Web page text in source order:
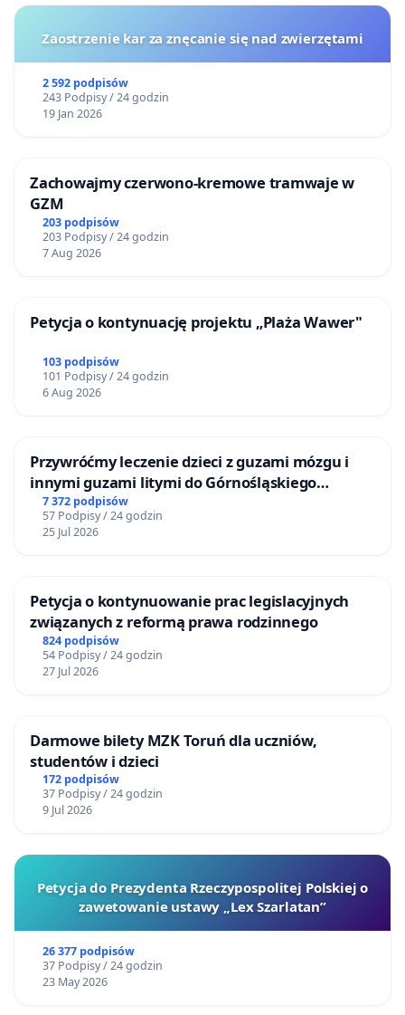
Zaostrzenie kar za znęcanie się nad zwierzętami
2 592 podpisów
243 Podpisy / 24 godzin
19 Jan 2026
Zachowajmy czerwono-kremowe tramwaje w
GZM
203 podpisów
203 Podpisy / 24 godzin
7 Aug 2026
Petycja o kontynuację projektu „Plaża Wawer"
103 podpisów
101 Podpisy / 24 godzin
6 Aug 2026
Przywróćmy leczenie dzieci z guzami mózgu i
innymi guzami litymi do Górnośląskiego
Centrum Zdrowia Dziecka w Katowicach
7 372 podpisów
57 Podpisy / 24 godzin
25 Jul 2026
Petycja o kontynuowanie prac legislacyjnych
związanych z reformą prawa rodzinnego
824 podpisów
54 Podpisy / 24 godzin
27 Jul 2026
Darmowe bilety MZK Toruń dla uczniów,
studentów i dzieci
172 podpisów
37 Podpisy / 24 godzin
9 Jul 2026
Petycja do Prezydenta Rzeczypospolitej Polskiej o
zawetowanie ustawy „Lex Szarlatan”
26 377 podpisów
37 Podpisy / 24 godzin
23 May 2026